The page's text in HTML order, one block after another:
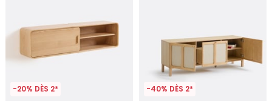
-20% DÈS 2* -40% DÈS 2*